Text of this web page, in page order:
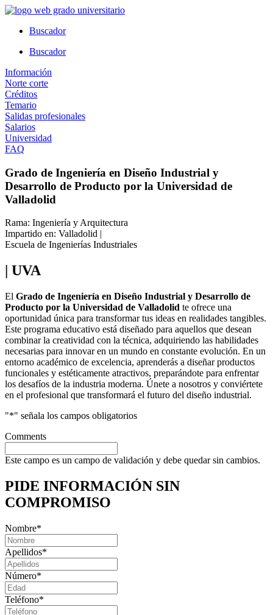
Ir
contenidoBuscador
Buscador
Información
Norte corte
Créditos
Temario
Salidas profesionales
Salarios
Universidad
FAQ
Grado de Ingeniería en Diseño Industrial y
Desarrollo de Producto por la Universidad de
Valladolid
Rama: Ingeniería y Arquitectura
Impartido en: Valladolid |
Escuela de Ingenierías Industriales
| UVA
El Grado de Ingeniería en Diseño Industrial y Desarrollo de
Producto por la Universidad de Valladolid te ofrece una
oportunidad única para transformar tus ideas en realidades tangibles.
Este programa educativo está diseñado para aquellos que desean
combinar la creatividad con la técnica, adquiriendo las habilidades
necesarias para innovar en un mundo en constante evolución. En un
entorno académico de excelencia, aprenderás a diseñar productos
funcionales y estéticamente atractivos, preparándote para enfrentar
los desafíos de la industria moderna. Únete a nosotros y conviértete
en el profesional que transformará el futuro del diseño industrial.
"*" señala los campos obligatorios
Comments
Este campo es un campo de validación y debe quedar sin cambios.
PIDE INFORMACIÓN SIN
COMPROMISO
Nombre*
Apellidos*
Número*
Teléfono*